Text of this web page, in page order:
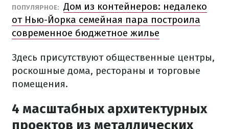
ПОПУЛЯРНОЕ: Дом из контейнеров: недалеко
от Нью-Йорка семейная пара построила
современное бюджетное жилье
Здесь присутствуют общественные центры,
роскошные дома, рестораны и торговые
помещения.
4 масштабных архитектурных
проектов из металлических